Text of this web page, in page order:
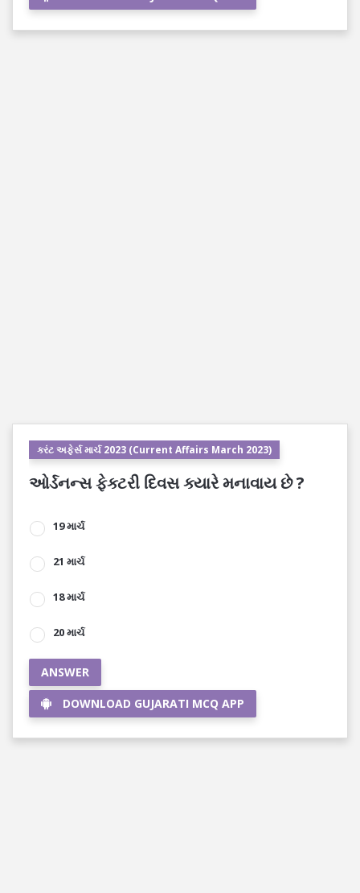
કરંટ અફેર્સ માર્ચ 2023 (Current Affairs March 2023)
ઓર્ડનન્સ ફેક્ટરી દિવસ ક્યારે મનાવાય છે ?
19 માર્ચ
21 માર્ચ
18 માર્ચ
20 માર્ચ
ANSWER
DOWNLOAD GUJARATI MCQ APP